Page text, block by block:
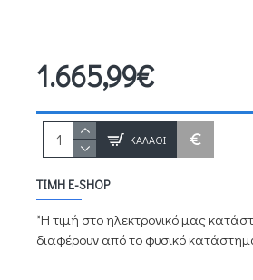
ΤΙΜΉ E-SHOP
*Η τιμή στο ηλεκτρονικό μας
διαφέρουν από το φυσικό
1.665,99€
ΚΑΛΆΘΙ